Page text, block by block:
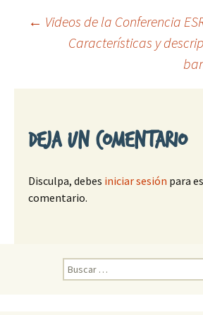
a
la
entrada
← Videos de la Conferencia
Características y
Deja un comentario
Disculpa, debes iniciar sesión para
comentario.
B
u